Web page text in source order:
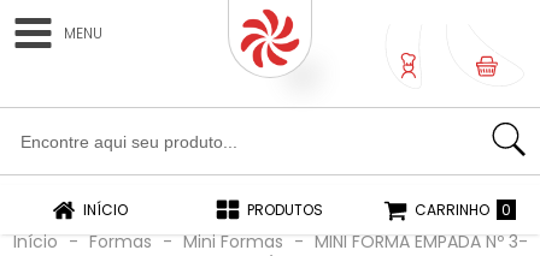
MENU
0
INÍCIO PRODUTOS CARRINHO 0
Início - Formas - Mini Formas - MINI FORMA EMPADA Nº 3-